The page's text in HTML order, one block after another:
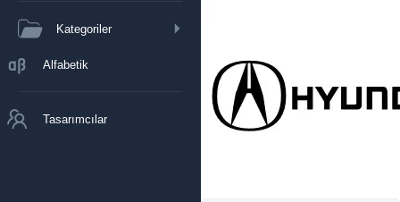
Kategoriler
Alfabetik
Tasarımcılar